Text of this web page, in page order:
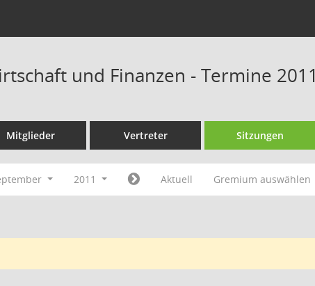
und Finanzen - Termine 2011
Mitglieder Vertreter Sitzungen
2011 Aktuell Gremium auswählen